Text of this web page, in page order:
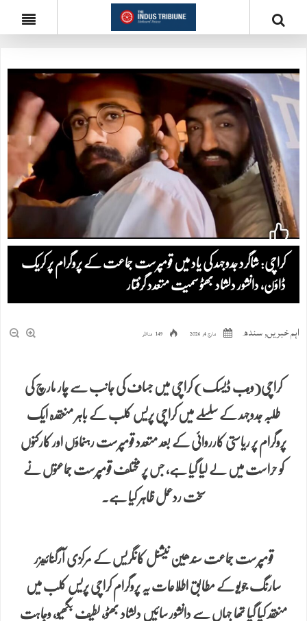
کراچی: شاگرد جدوجہد کی یاد میں قومپرست جماعت کے پروگرام پر کریک
ڈاؤن، دانشور دلشاد بھٹو سمیت متعدد گرفتار
اہم خبریں,سندھ مارچ 4, 2026 149 مناظر
کراچی(ويب ڈیسک) کراچی میں جساف کی جانب سے چار مارچ کی
طلبہ جدوجہد کے سلسلے میں کراچی پریس کلب کے باہر منعقدہ ایک
پروگرام پر ریاستی کارروائی کے بعد متعدد قومپرست رہنماؤں اور کارکنوں
کو حراست میں لے لیا گیا ہے، جس پر مختلف قومپرست جماعتوں نے
سخت ردعمل ظاہر کیا ہے۔
قومپرست جماعت سندھین نیشنل کانگریس کے مرکزی آرگنائيزر
سارنگ جویو کے مطابق اطلاعات یہ پروگرام کراچی پریس کلب میں
منعقد کیا گیا تھا جہاں سے دانشور سائیں دلشاد بھٹو، لطیف بگھیو، وجاہت